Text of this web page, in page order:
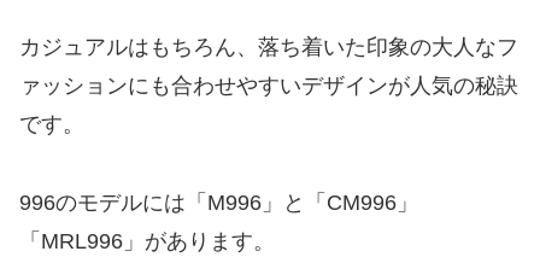
カジュアルはもちろん、落ち着いた印象の大人なフ
ァッションにも合わせやすいデザインが人気の秘訣
です。
996のモデルには「M996」と「CM996」
「MRL996」があります。